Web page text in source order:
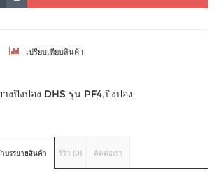
เปรียบเทียบสินค้า
างปิงปอง DHS รุ่น PF4,ปิงปอง
บรรยายสินค้า รีวิว (0) ติดต่อเรา